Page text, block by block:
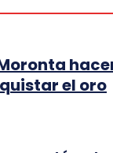
el oro